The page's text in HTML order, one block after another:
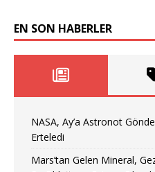
EN SON HABERLER
NASA, Ay’a Astronot
Erteledi
Mars’tan Gelen Mineral,